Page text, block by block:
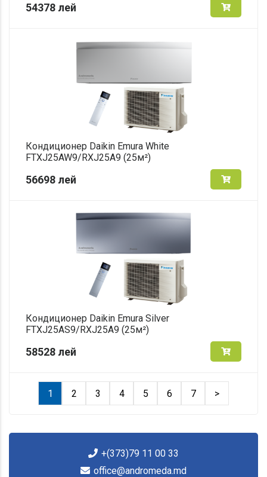
54378 лей
Кондиционер Daikin Emura White
FTXJ25AW9/RXJ25A9 (25м²)
56698 лей
Кондиционер Daikin Emura Silver
FTXJ25AS9/RXJ25A9 (25м²)
58528 лей
1 2 3 4 5 6 7 >
+(373)79 11 00 33
office@andromeda.md